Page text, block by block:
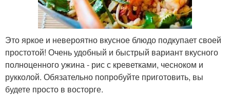
Это яркое и невероятно вкусное блюдо подкупает своей
простотой! Очень удобный и быстрый вариант вкусного
полноценного ужина - рис с креветками, чесноком и
рукколой. Обязательно попробуйте приготовить, вы
будете просто в восторге.